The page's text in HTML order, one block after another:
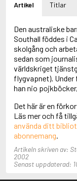
Aboulela, Leila
Abrahams, Peter (f.
Abrahamson,
Abse, Dannie
Abu-Jaber, Diana
Abulhawa, Susan
Aburas, Lone
Achebe, Chinua
Aciman, André
Ackebo, Lena
Acker, Kathy
Ackroyd, Peter
Adam de la Halle
Adamov, Arthur
Adams, Douglas
Artikel Titlar
Den australiske
Southall föddes i
skolgång och
sedan som
världskriget
flygvapnet).
han nio
Det här är en
Läs mer och få
använda ditt
abonnemang.
Artikeln skriven av:
2002
Senast uppdaterad: